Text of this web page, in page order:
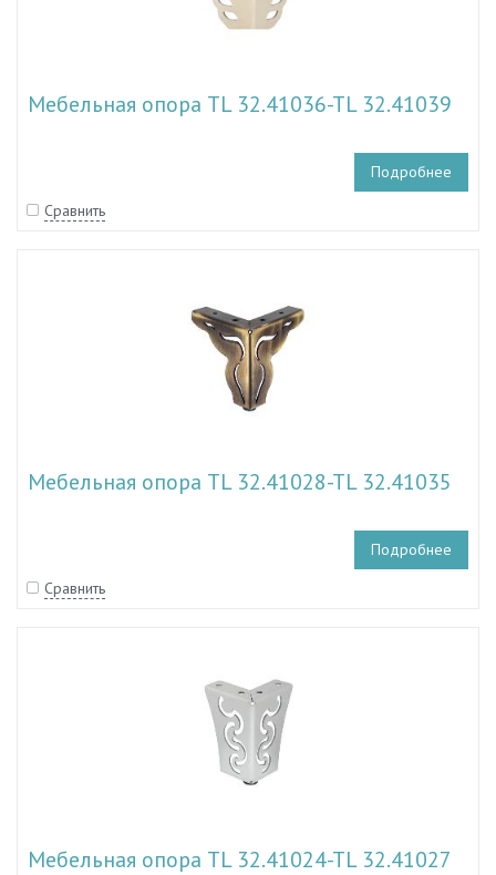
Мебельная опора TL 32.41036-TL 32.41039
Подробнее
Сравнить
Мебельная опора TL 32.41028-TL 32.41035
Подробнее
Сравнить
Мебельная опора TL 32.41024-TL 32.41027